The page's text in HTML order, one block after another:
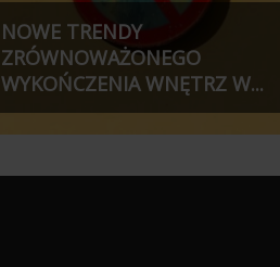
NOWE TRENDY
ZRÓWNOWAŻONEGO
WYKOŃCZENIA WNĘTRZ W...